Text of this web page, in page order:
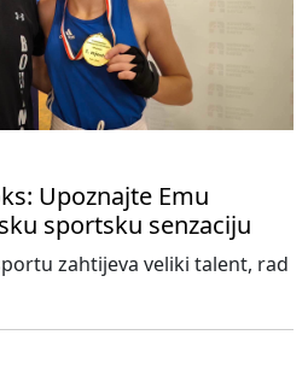
Upoznajte Emu
sportsku senzaciju
zahtijeva veliki talent, rad